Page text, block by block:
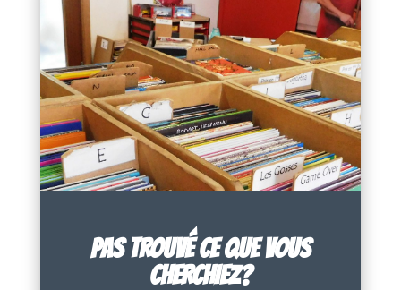
PAS TROUVÉ CE QUE VOUS
CHERCHIEZ?